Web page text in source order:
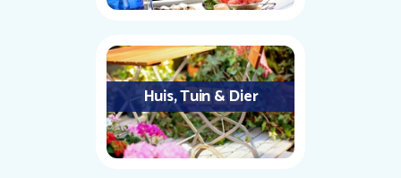
Huis, Tuin & Dier